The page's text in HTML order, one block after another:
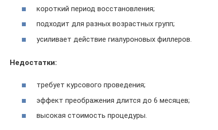
короткий период восстановления;
подходит для разных возрастных групп;
усиливает действие гиалуроновых филлеров.
Недостатки:
требует курсового проведения;
эффект преображения длится до 6 месяцев;
высокая стоимость процедуры.